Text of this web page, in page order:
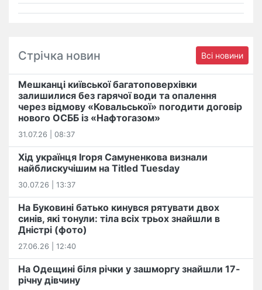
Стрічка новин Всі новини
Мешканці київської багатоповерхівки
залишилися без гарячої води та опалення
через відмову «Ковальської» погодити договір
нового ОСББ із «Нафтогазом»
31.07.26 | 08:37
Хід українця Ігоря Самуненкова визнали
найблискучішим на Titled Tuesday
30.07.26 | 13:37
На Буковині батько кинувся рятувати двох
синів, які тонули: тіла всіх трьох знайшли в
Дністрі (фото)
27.06.26 | 12:40
На Одещині біля річки у зашморгу знайшли 17-
річну дівчину